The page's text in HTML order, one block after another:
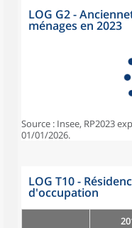
LOG G2 -
ménages en 2023
Source : Insee, RP2023
01/01/2026.
LOG T10 -
d'occupation